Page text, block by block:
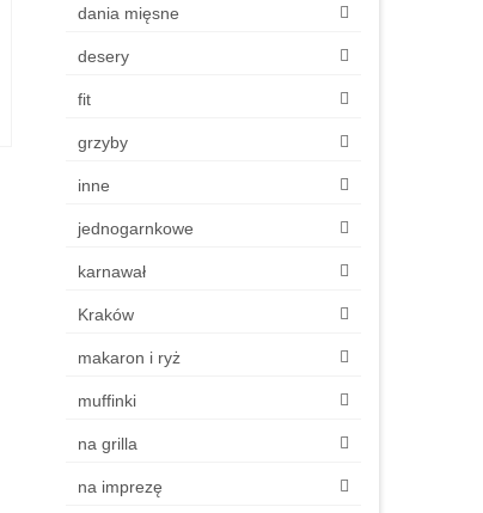
dania mięsne
desery
fit
grzyby
inne
jednogarnkowe
karnawał
Kraków
makaron i ryż
muffinki
na grilla
na imprezę